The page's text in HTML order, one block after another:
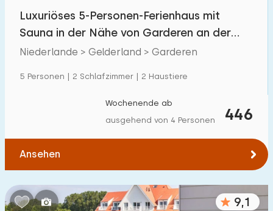
Luxuriöses 5-Personen-Ferienhaus mit
Sauna in der Nähe von Garderen an der
Veluwe.
Niederlande > Gelderland > Garderen
5 Personen | 2 Schlafzimmer | 2 Haustiere
446
Wochenende ab
ausgehend von 4 Personen
Ansehen
9,1